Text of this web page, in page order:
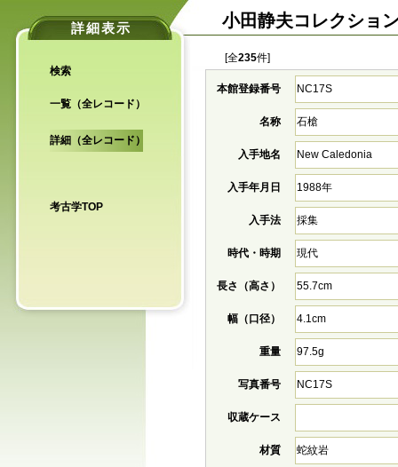
詳細表示
検索
一覧（全レコード）
詳細（全レコード）
考古学TOP
小田静夫コレクショ
[全235件]
本館登録番号 NC17S
名称 石槍
入手地名 New Caledonia
入手年月日 1988年
入手法 採集
時代・時期 現代
長さ（高さ） 55.7cm
幅（口径） 4.1cm
重量 97.5g
写真番号 NC17S
収蔵ケース
材質 蛇紋岩